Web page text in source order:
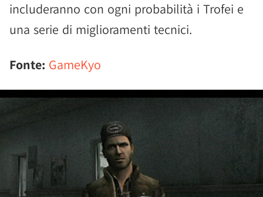
includeranno con ogni probabilità i Trofei e
una serie di miglioramenti tecnici.
Fonte: GameKyo